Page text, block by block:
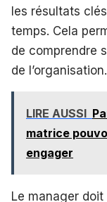
les résultats
temps. Cela
de comprendre
de l’organisation.
LIRE AUSSI
matrice
engager
Le manager